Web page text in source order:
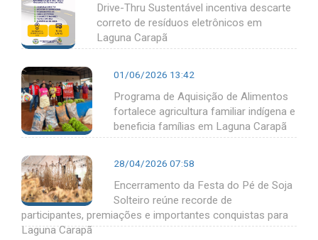
Drive-Thru Sustentável incentiva descarte
correto de resíduos eletrônicos em
Laguna Carapã
01/06/2026 13:42
Programa de Aquisição de Alimentos
fortalece agricultura familiar indígena e
beneficia famílias em Laguna Carapã
28/04/2026 07:58
Encerramento da Festa do Pé de Soja
Solteiro reúne recorde de
participantes, premiações e importantes conquistas para
Laguna Carapã